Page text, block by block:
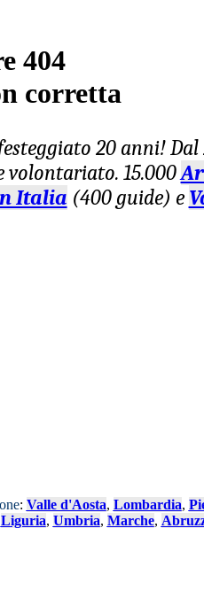
404
corretta
20 anni! Dal
volontariato. 15.000
Italia (400 guide) e
: Valle d'Aosta, Lombardia,
Liguria, Umbria, Marche,